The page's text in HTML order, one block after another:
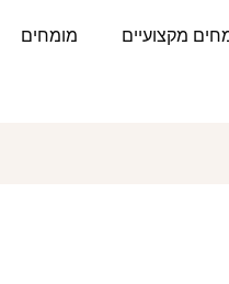
מקצועיים מומחים